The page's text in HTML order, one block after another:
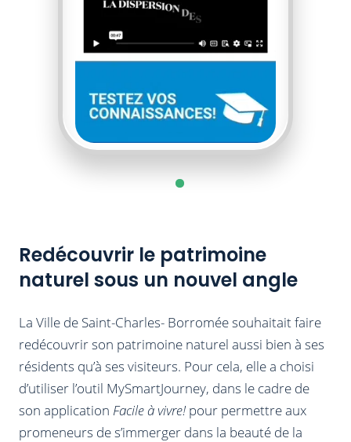
Redécouvrir le patrimoine
naturel sous un nouvel angle
La Ville de Saint-Charles- Borromée souhaitait faire
redécouvrir son patrimoine naturel aussi bien à ses
résidents qu’à ses visiteurs. Pour cela, elle a choisi
d’utiliser l’outil MySmartJourney, dans le cadre de
son application Facile à vivre!pour permettre aux
promeneurs de s’immerger dans la beauté de la